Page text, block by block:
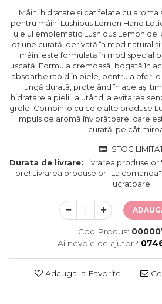
Mâini hidratate și catifelate cu aroma
pentru mâini Lushious Lemon Hand
uleiul emblematic Lushious Lemon de
loțiune curată, derivată în mod natural
mâini este formulată în mod special
uscată. Formula cremoasă, bogată în
absoarbe rapid în piele, pentru a oferi
lungă durată, protejând în același
hidratare a pielii, ajutând la evitarea
grele. Combin-o cu celelalte produse
impuls de aromă înviorătoare, care
curată, pe cât
STOC
Durata de livrare: Livrarea produselor
ore! Livrarea produselor "La
lucratoare.
Cod Produs:
Ai nevoie de ajutor?
Adauga la Favorite